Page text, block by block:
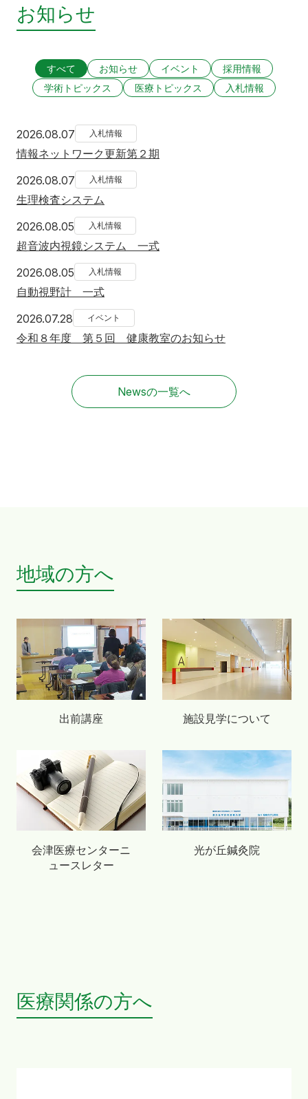
お知らせ
すべて お知らせ イベント
採用情報
学術トピックス
医療トピックス 入札情報
2026.08.07 2026年8月7日
入札情報
情報ネットワーク更新第２期
2026.08.07 2026年8月7日
入札情報
生理検査システム
2026.08.05 2026年8月5日
入札情報
超音波内視鏡システム 一式
2026.08.05 2026年8月5日
入札情報
自動視野計 一式
2026.07.28 2026年7月28日
イベント
令和８年度 第５回 健康教室のお知らせ
Newsの一覧へ
地域の方へ
出前講座 施設見学について
会津医療センターニ
ュースレター
光が丘鍼灸院
医療関係の方へ